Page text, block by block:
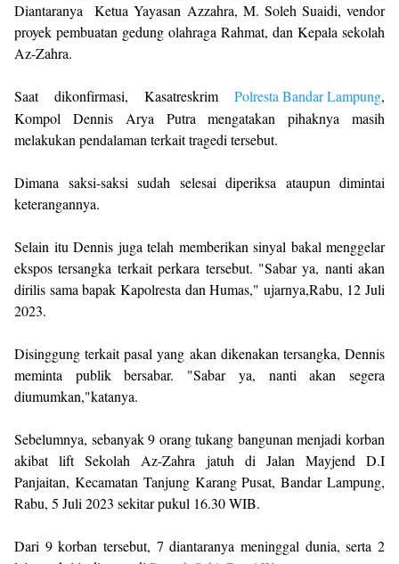
Diantaranya Ketua Yayasan Azzahra, M. Soleh Suaidi, vendor
proyek pembuatan gedung olahraga Rahmat, dan Kepala sekolah
Az-Zahra.
Saat dikonfirmasi, Kasatreskrim Polresta Bandar Lampung,
Kompol Dennis Arya Putra mengatakan pihaknya masih
melakukan pendalaman terkait tragedi tersebut.
Dimana saksi-saksi sudah selesai diperiksa ataupun dimintai
keterangannya.
Selain itu Dennis juga telah memberikan sinyal bakal menggelar
ekspos tersangka terkait perkara tersebut. "Sabar ya, nanti akan
dirilis sama bapak Kapolresta dan Humas," ujarnya,Rabu, 12 Juli
2023.
Disinggung terkait pasal yang akan dikenakan tersangka, Dennis
meminta publik bersabar. "Sabar ya, nanti akan segera
diumumkan,"katanya.
Sebelumnya, sebanyak 9 orang tukang bangunan menjadi korban
akibat lift Sekolah Az-Zahra jatuh di Jalan Mayjend D.I
Panjaitan, Kecamatan Tanjung Karang Pusat, Bandar Lampung,
Rabu, 5 Juli 2023 sekitar pukul 16.30 WIB.
Dari 9 korban tersebut, 7 diantaranya meninggal dunia, serta 2